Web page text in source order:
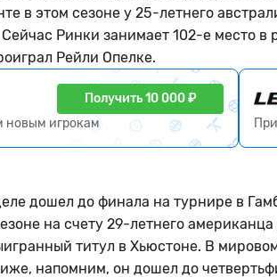
в этом сезоне у 25-летнего
Ринки занимает 102-е место в
Рейли Опелке.
Получить 10 000 ₽
новым игрокам
дошел до финала на турнире в
на счету 29-летнего
титул в Хьюстоне. В
напомним, он дошел до